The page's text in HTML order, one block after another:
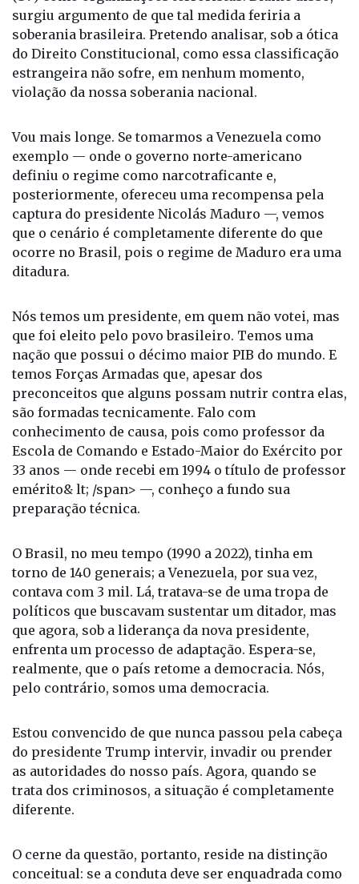
surgiu argumento de que tal medida feriria a
soberania brasileira. Pretendo analisar, sob a ótica
do Direito Constitucional, como essa classificação
estrangeira não sofre, em nenhum momento,
violação da nossa soberania nacional.
Vou mais longe. Se tomarmos a Venezuela como
exemplo — onde o governo norte-americano
definiu o regime como narcotraficante e,
posteriormente, ofereceu uma recompensa pela
captura do presidente Nicolás Maduro —, vemos
que o cenário é completamente diferente do que
ocorre no Brasil, pois o regime de Maduro era uma
ditadura.
Nós temos um presidente, em quem não votei, mas
que foi eleito pelo povo brasileiro. Temos uma
nação que possui o décimo maior PIB do mundo. E
temos Forças Armadas que, apesar dos
preconceitos que alguns possam nutrir contra elas,
são formadas tecnicamente. Falo com
conhecimento de causa, pois como professor da
Escola de Comando e Estado-Maior do Exército por
33 anos — onde recebi em 1994 o título de professor
emérito& lt; /span> —, conheço a fundo sua
preparação técnica.
O Brasil, no meu tempo (1990 a 2022), tinha em
torno de 140 generais; a Venezuela, por sua vez,
contava com 3 mil. Lá, tratava-se de uma tropa de
políticos que buscavam sustentar um ditador, mas
que agora, sob a liderança da nova presidente,
enfrenta um processo de adaptação. Espera-se,
realmente, que o país retome a democracia. Nós,
pelo contrário, somos uma democracia.
Estou convencido de que nunca passou pela cabeça
do presidente Trump intervir, invadir ou prender
as autoridades do nosso país. Agora, quando se
trata dos criminosos, a situação é completamente
diferente.
O cerne da questão, portanto, reside na distinção
conceitual: se a conduta deve ser enquadrada como